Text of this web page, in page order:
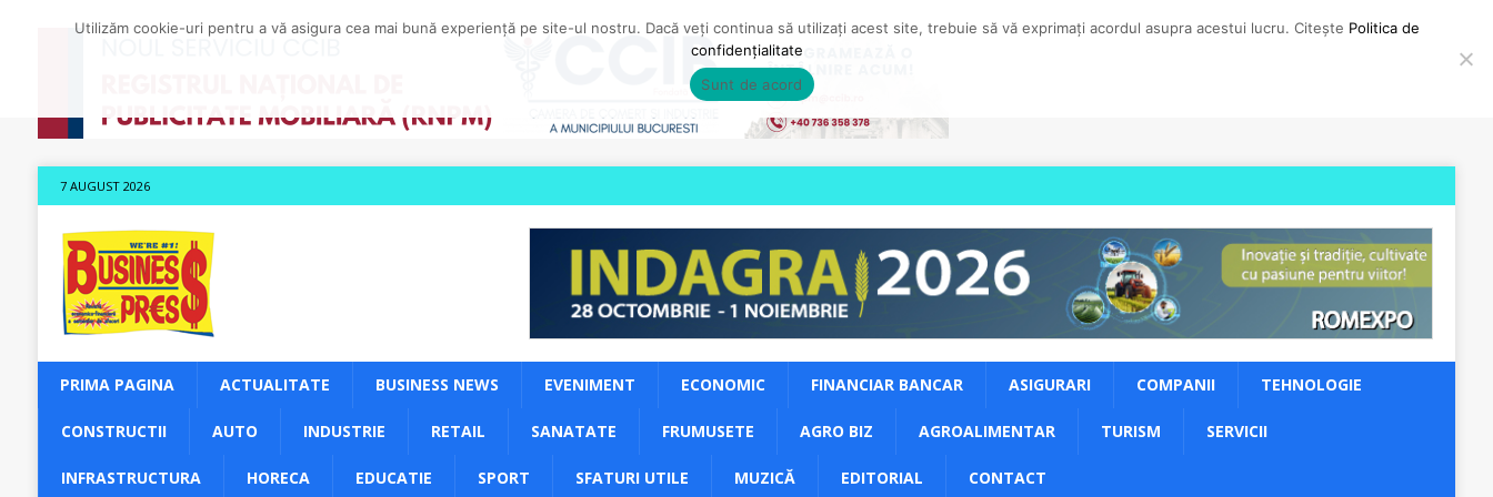
7 AUGUST 2026
PRIMA PAGINA ACTUALITATE BUSINESS NEWS EVENIMENT ECONOMIC FINANCIAR BANCAR ASIGURARI COMPANII TEHNOLOGIE
CONSTRUCTII AUTO INDUSTRIE RETAIL SANATATE FRUMUSETE AGRO BIZ AGROALIMENTAR TURISM SERVICII
INFRASTRUCTURA HORECA EDUCATIE SPORT SFATURI UTILE MUZICĂ EDITORIAL CONTACT
Utilizăm cookie-uri pentru a vă asigura cea mai bună experiență pe site-ul nostru. Dacă veți continua să utilizați acest site, trebuie să vă exprimați acordul asupra acestui lucru. Citește Politica de
confidențialitate
Sunt de acord